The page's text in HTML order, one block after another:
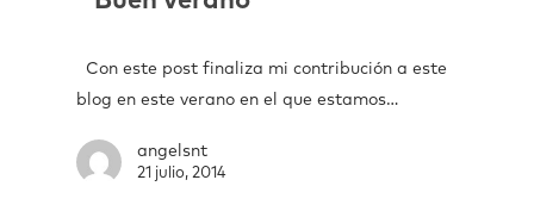
Con este post finaliza mi contribución a este
blog en este verano en el que estamos…
angelsnt
21 julio, 2014